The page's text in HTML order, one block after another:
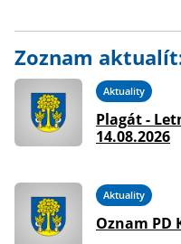
Zoznam
Aktuality
Plagát -
14.08.2026
Aktuality
Oznam PD